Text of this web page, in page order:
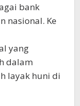
bank
nasional. Ke
yang
dalam
layak huni di